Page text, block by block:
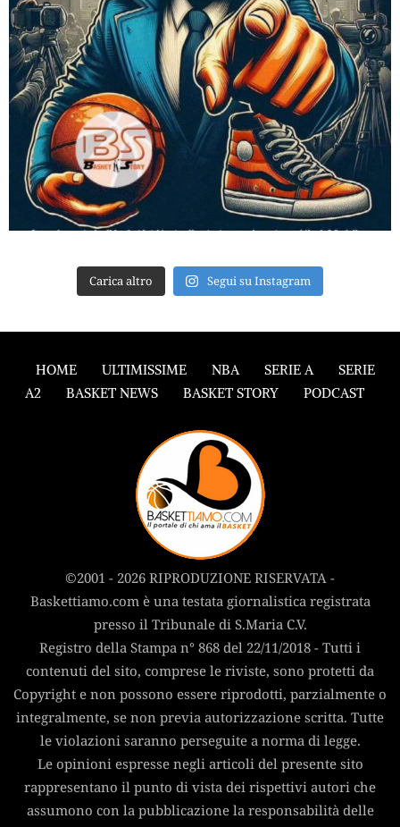
Carica altro Segui su Instagram
HOME ULTIMISSIME NBA SERIE A
SERIE
A2
BASKET NEWS BASKET STORY PODCAST
©2001 - 2026 RIPRODUZIONE RISERVATA -
Baskettiamo.com è una testata giornalistica registrata
presso il Tribunale di S.Maria C.V.
Registro della Stampa n° 868 del 22/11/2018 - Tutti i
contenuti del sito, comprese le riviste, sono protetti da
Copyright e non possono essere riprodotti, parzialmente o
integralmente, se non previa autorizzazione scritta. Tutte
le violazioni saranno perseguite a norma di legge.
Le opinioni espresse negli articoli del presente sito
rappresentano il punto di vista dei rispettivi autori che
assumono con la pubblicazione la responsabilità delle